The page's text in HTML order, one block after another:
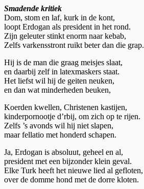
Smadende kritiek
Dom, stom en laf, kurk in de kont,
loopt Erdogan als president in het rond.
Zijn geleuter stinkt enorm naar kebab,
Zelfs varkensstront ruikt beter dan die grap.
Hij is de man die graag meisjes slaat,
en daarbij zelf in latexmaskers staat.
Het liefst wil hij de geiten neuken,
en dan wat minderheden beuken,
Koerden kwellen, Christenen kastijen,
kinderpornootje d’rbij, om zich op te rijen.
Zelfs ’s avonds wil hij niet slapen,
maar fellatio met honderd schapen.
Ja, Erdogan is absoluut, geheel en al,
president met een bijzonder klein geval.
Elke Turk heeft het nieuwe lied al gefloten,
over de domme hond met de dorre kloten.